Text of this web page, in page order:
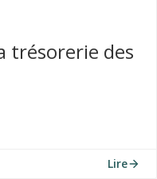
trésorerie des
Lire